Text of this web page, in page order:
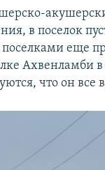
в поселок
еще
Ахвенламби
что он все